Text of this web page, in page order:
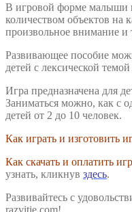
В игровой форме малыши
количеством объектов на
произвольное внимание
Развивающее пособие
детей с лексической
Игра предназначена для
Заниматься можно, как с
детей от 2 до 10 человек.
Как играть и изготовить
Как скачать и оплатить
узнать, кликнув здесь.
Развивайтесь с
razvitie.com!